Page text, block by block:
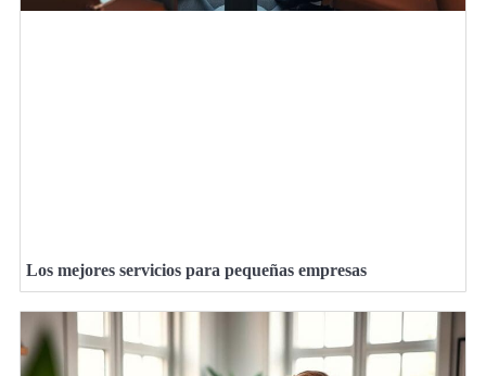
Los mejores servicios para pequeñas empresas